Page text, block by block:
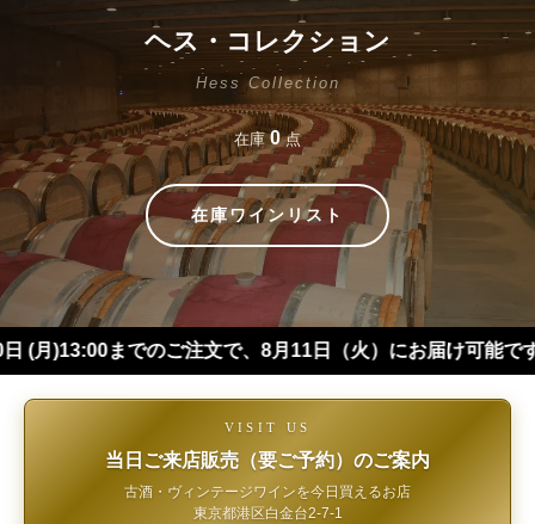
ヘス・コレクション
Hess Collection
在庫0点
在庫ワインリスト
ご注文で、8月11日（火）にお届け可能です（※四国・
VISIT US
当日ご来店販売（要ご予約）のご案内
古酒・ヴィンテージワインを今日買えるお店
東京都港区白金台2-7-1